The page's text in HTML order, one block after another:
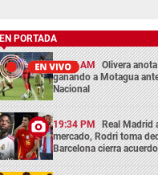
EN PORTADA
11:45 AM Olivera
ganando a Motagua
Nacional
19:34 PM Real Madrid
mercado, Rodri toma
Barcelona cierra acuerdo